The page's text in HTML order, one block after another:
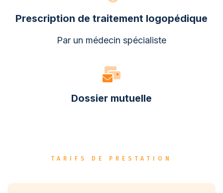
Prescription de traitement logopédique
Par un médecin spécialiste
Dossier mutuelle
TARIFS DE PRESTATION